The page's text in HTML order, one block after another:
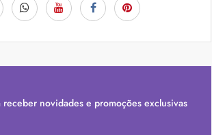
receber novidades e promoções exclusivas